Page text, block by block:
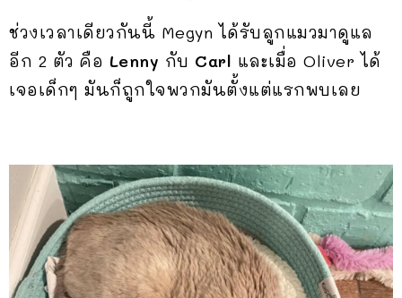
ช่วงเวลาเดียวกันนี้ Megyn ได้รับลูกแมวมาดูแล
อีก 2 ตัว คือ Lenny กับ Carl และเมื่อ Oliver ได้
เจอเด็กๆ มันก็ถูกใจพวกมันตั้งแต่แรกพบเลย